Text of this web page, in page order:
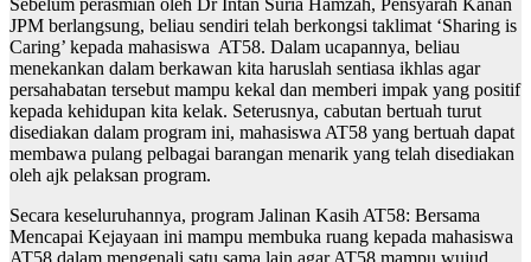
Sebelum perasmian oleh Dr Intan Suria Hamzah, Pensyarah Kanan
JPM berlangsung, beliau sendiri telah berkongsi taklimat ‘Sharing is
Caring’ kepada mahasiswa AT58. Dalam ucapannya, beliau
menekankan dalam berkawan kita haruslah sentiasa ikhlas agar
persahabatan tersebut mampu kekal dan memberi impak yang positif
kepada kehidupan kita kelak. Seterusnya, cabutan bertuah turut
disediakan dalam program ini, mahasiswa AT58 yang bertuah dapat
membawa pulang pelbagai barangan menarik yang telah disediakan
oleh ajk pelaksan program.
Secara keseluruhannya, program Jalinan Kasih AT58: Bersama
Mencapai Kejayaan ini mampu membuka ruang kepada mahasiswa
AT58 dalam mengenali satu sama lain agar AT58 mampu wujud